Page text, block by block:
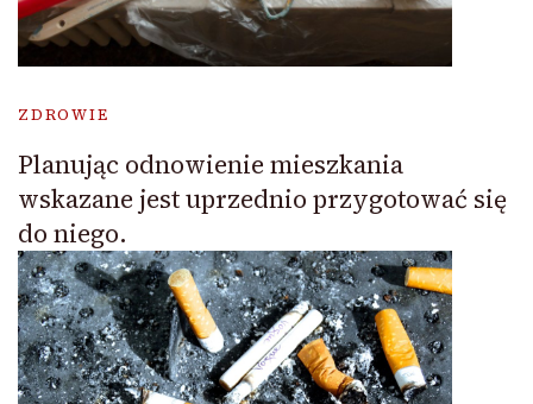
ZDROWIE
Planując odnowienie mieszkania
wskazane jest uprzednio przygotować się
do niego.